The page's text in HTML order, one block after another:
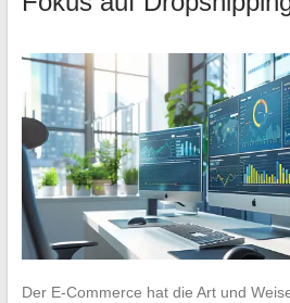
Der E-Commerce hat die Art und